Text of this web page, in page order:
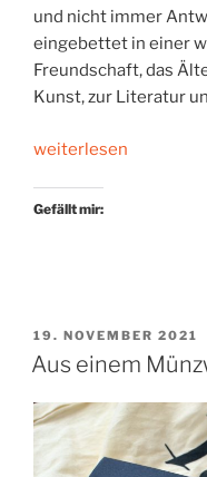
und nicht immer
eingebettet in einer
Freundschaft, das
Kunst, zur Literatur
„Über
Leere,
weiterlesen
Gefällt mir:
VERÖFFENTLICHT
AM
19. NOVEMBER 2021
Aus einem